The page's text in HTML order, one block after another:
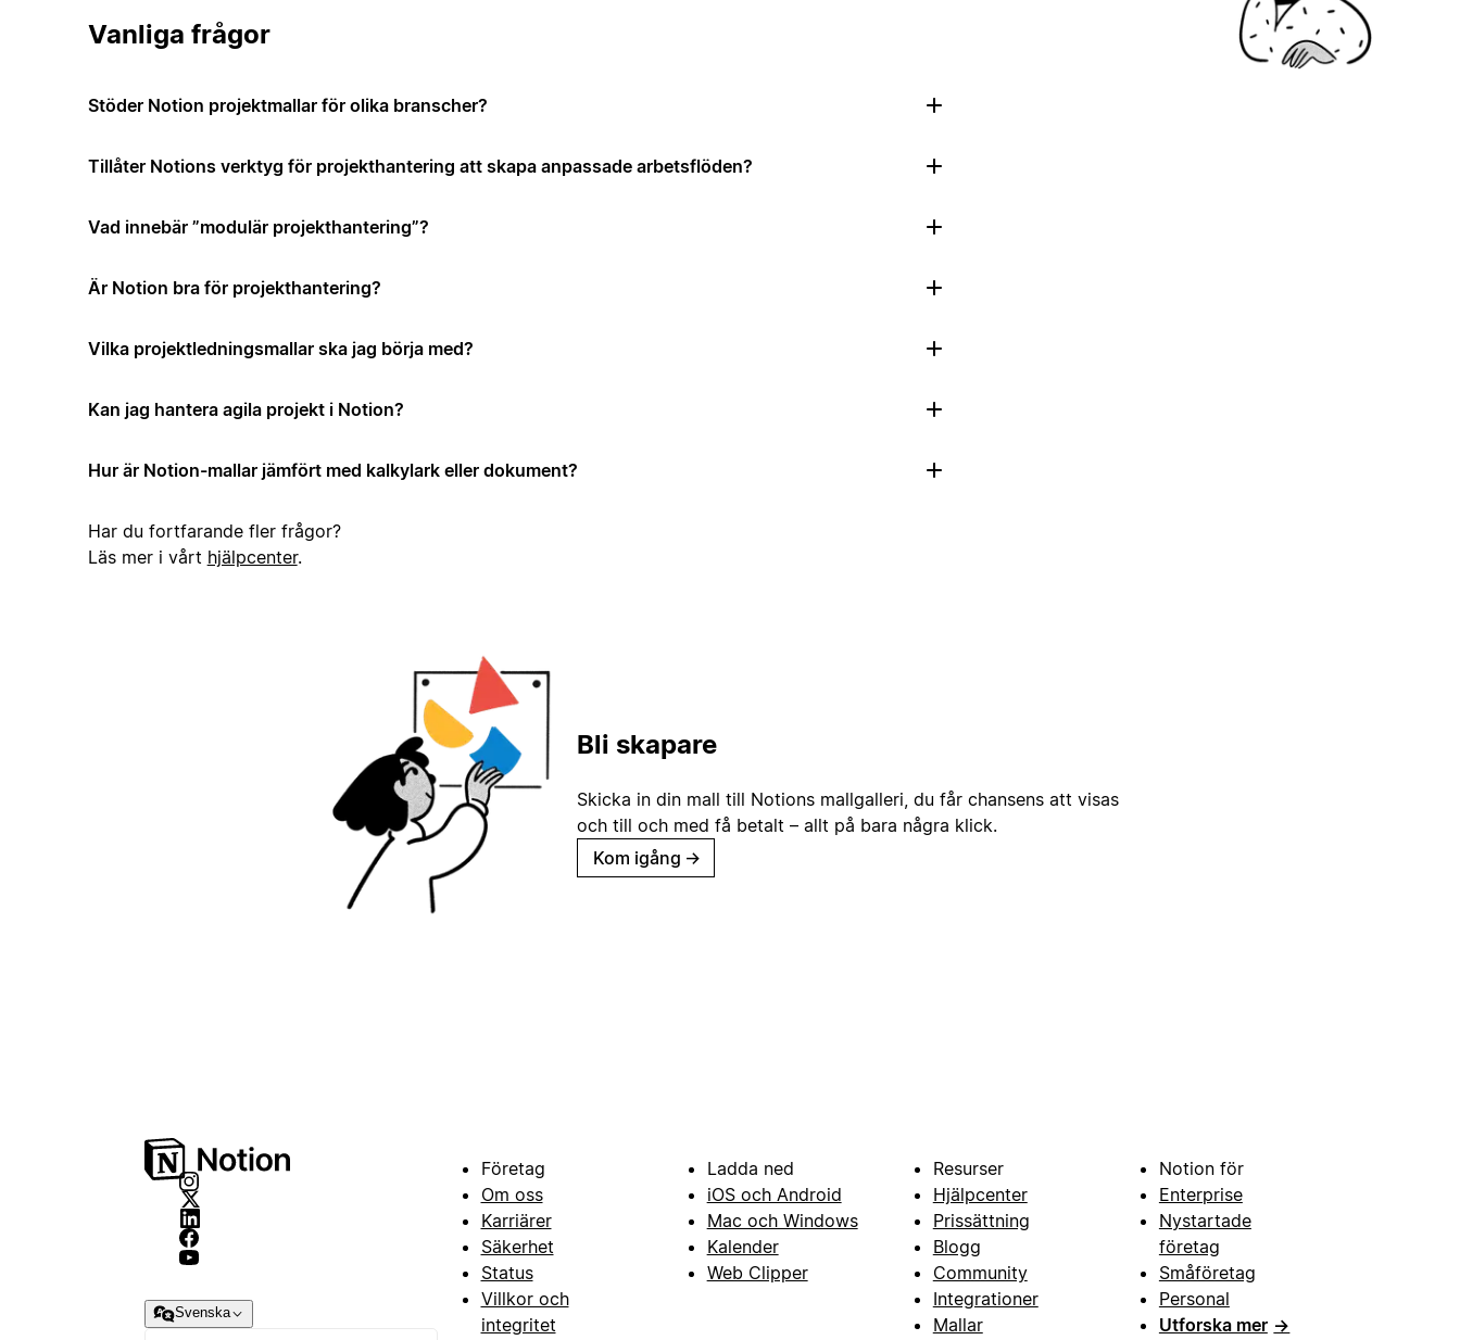
Vanliga frågor
Stöder Notion projektmallar för olika branscher?
Tillåter Notions verktyg för projekthantering att skapa anpassade arbetsflöden?
Vad innebär ”modulär projekthantering”?
Är Notion bra för projekthantering?
Vilka projektledningsmallar ska jag börja med?
Kan jag hantera agila projekt i Notion?
Hur är Notion-mallar jämfört med kalkylark eller dokument?
Har du fortfarande fler frågor?
Läs mer i vårt hjälpcenter.
Bli skapare
Skicka in din mall till Notions mallgalleri, du får chansens att visas
och till och med få betalt – allt på bara några klick.
Kom igång →
Svenska
Företag
Om oss
Karriärer
Säkerhet
Status
Villkor och
integritet
Ladda ned
iOS och Android
Mac och Windows
Kalender
Web Clipper
Resurser
Hjälpcenter
Prissättning
Blogg
Community
Integrationer
Mallar
Notion för
Enterprise
Nystartade
företag
Småföretag
Personal
Utforska mer →